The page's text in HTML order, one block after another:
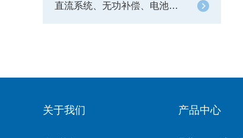
直流系统、无功补偿、电池电机检测仪器
关于我们 产品中心